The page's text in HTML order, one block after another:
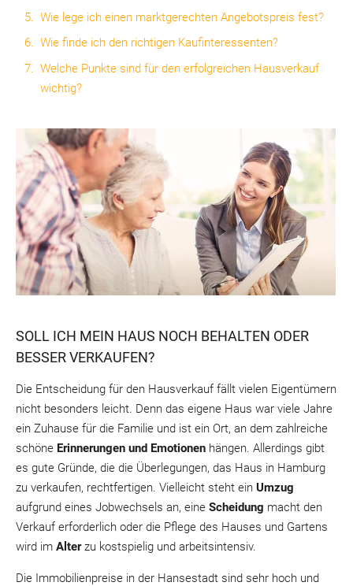
Wie lege ich einen marktgerechten Angebotspreis fest?
Wie finde ich den richtigen Kaufinteressenten?
Welche Punkte sind für den erfolgreichen Hausverkauf
wichtig?
SOLL ICH MEIN HAUS NOCH BEHALTEN ODER
BESSER VERKAUFEN?
Die Entscheidung für den Hausverkauf fällt vielen Eigentümern
nicht besonders leicht. Denn das eigene Haus war viele Jahre
ein Zuhause für die Familie und ist ein Ort, an dem zahlreiche
schöne Erinnerungen und Emotionen hängen. Allerdings gibt
es gute Gründe, die die Überlegungen, das Haus in Hamburg
zu verkaufen, rechtfertigen. Vielleicht steht ein Umzug
aufgrund eines Jobwechsels an, eine Scheidung macht den
Verkauf erforderlich oder die Pflege des Hauses und Gartens
wird im Alterzu kostspielig und arbeitsintensiv.
Die Immobilienpreise in der Hansestadt sind sehr hoch und